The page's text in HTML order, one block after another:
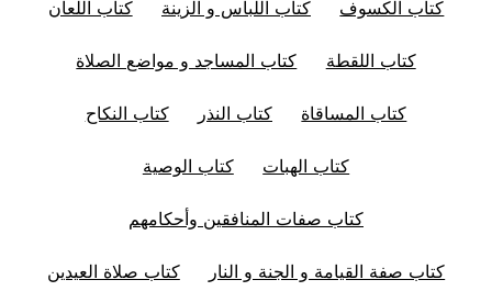
كتاب الكسوف كتاب اللباس و الزينة كتاب اللعان
كتاب اللقطة كتاب المساجد و مواضع الصلاة
كتاب المساقاة كتاب النذر كتاب النكاح
كتاب الهبات كتاب الوصية
كتاب صفات المنافقين وأحكامهم
كتاب صفة القيامة و الجنة و النار كتاب صلاة العيدين